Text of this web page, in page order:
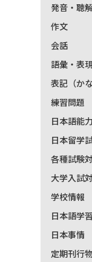
発音・聴
作文
会話
語彙・表
表記（か
練習問題
日本語能
日本留学
各種試験
大学入試
学校情報
日本語学
日本事情
定期刊行